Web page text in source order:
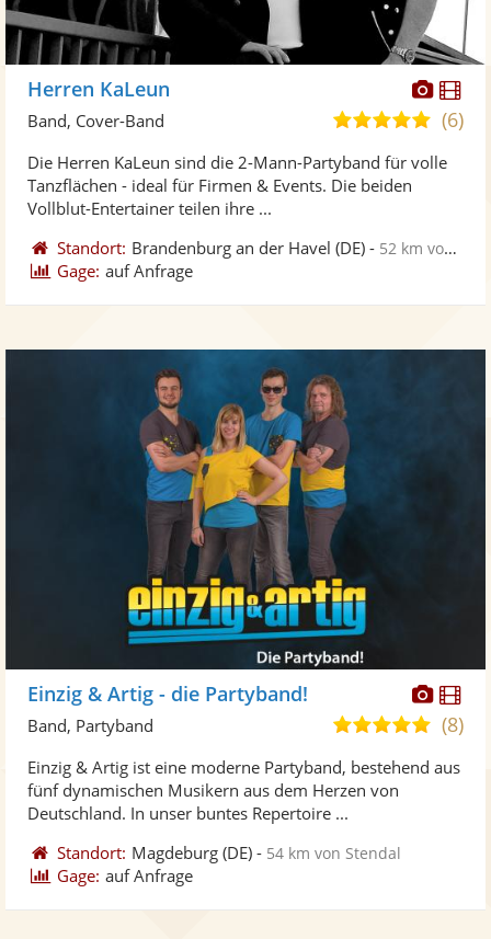
Fotos
Herren KaLeun
5,0
5
(6)
Band, Cover-Band
Die Herren KaLeun sind die 2-Mann-Partyband für volle
Tanzflächen - ideal für Firmen & Events. Die beiden
Vollblut-Entertainer teilen ihre ...
Standort: Brandenburg an der Havel (DE) - 52 km von Stendal
Gage: auf Anfrage
Fotos
Einzig & Artig - die Partyband!
4,9
5
(8)
Band, Partyband
Einzig & Artig ist eine moderne Partyband, bestehend aus
fünf dynamischen Musikern aus dem Herzen von
Deutschland. In unser buntes Repertoire ...
Standort: Magdeburg (DE) - 54 km von Stendal
Gage: auf Anfrage